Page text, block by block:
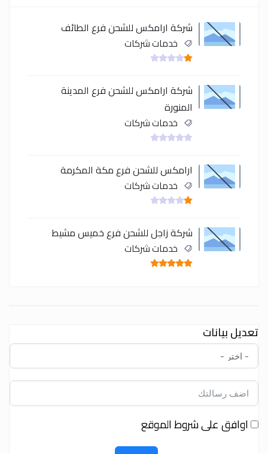
شركة ارامكس للشحن فرع الطائف
خدمات شركات
شركة ارامكس للشحن فرع المدينة
المنورة
خدمات شركات
ارامكس للشحن فرع مكة المكرمة
خدمات شركات
شركة زاجل للشحن فرع خميس مشيط
خدمات شركات
تعديل بيانات
اوافق على شروط الموقع